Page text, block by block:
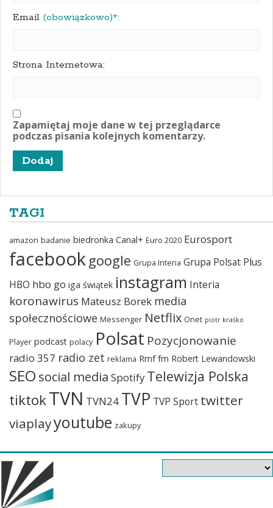
Email (obowiązkowo)*:
Strona Internetowa:
Zapamiętaj moje dane w tej przeglądarce
podczas pisania kolejnych komentarzy.
TAGI
amazon badanie biedronka Canal+ Euro 2020 Eurosport
facebook google Grupa Interia Grupa Polsat Plus
HBO hbo go iga świątek instagram Interia
koronawirus Mateusz Borek media
społecznościowe Messenger Netflix Onet piotr kraśko
Player podcast polacy Polsat Pozycjonowanie
radio 357 radio zet reklama Rmf fm Robert Lewandowski
SEO social media Spotify Telewizja Polska
tiktokTVN TVN24 TVP TVP Sport twitter
viaplayyoutube zakupy